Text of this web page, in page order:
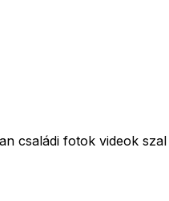
családi fotok videok